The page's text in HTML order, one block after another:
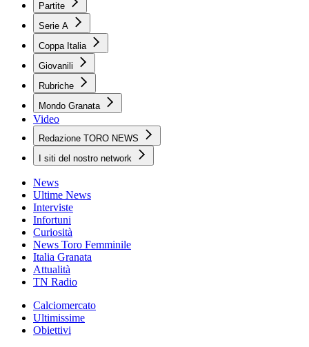
Partite
Serie A
Coppa Italia
Giovanili
Rubriche
Mondo Granata
Video
Redazione TORO NEWS
I siti del nostro network
News
Ultime News
Interviste
Infortuni
Curiosità
News Toro Femminile
Italia Granata
Attualità
TN Radio
Calciomercato
Ultimissime
Obiettivi